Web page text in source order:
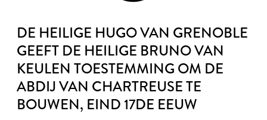
DE HEILIGE HUGO VAN GRENOBLE
GEEFT DE HEILIGE BRUNO VAN
KEULEN TOESTEMMING OM DE
ABDIJ VAN CHARTREUSE TE
BOUWEN, EIND 17DE EEUW